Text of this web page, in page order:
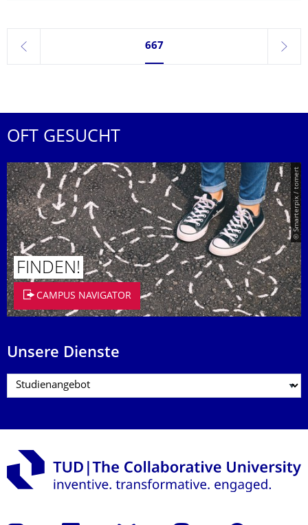
zurück
Seite 667, aktuell ausgewählt
667
weiter
OFT GESUCHT
© Smarterpix / tomert
FINDEN!
CAMPUS NAVIGATOR
Unsere Dienste